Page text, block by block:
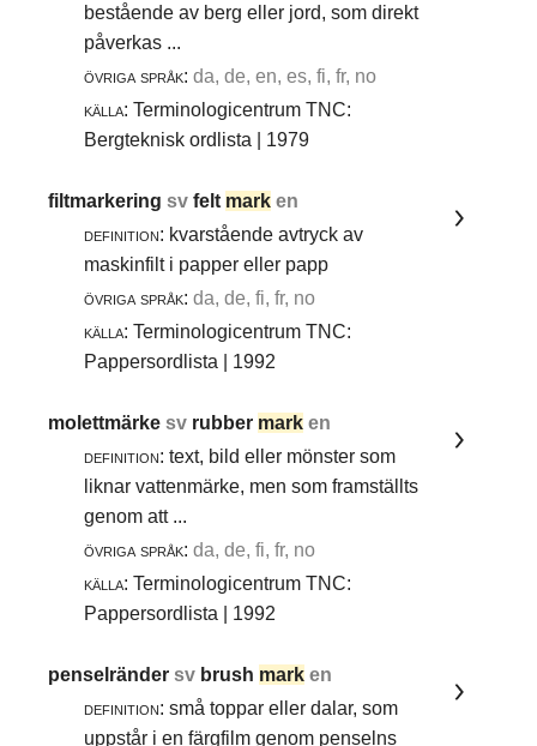
bestående av berg eller jord, som direkt
påverkas ...
övriga språk: da, de, en, es, fi, fr, no
källa: Terminologicentrum TNC:
Bergteknisk ordlista | 1979
filtmarkeringsvfelt mark en
definition: kvarstående avtryck av
maskinfilt i papper eller papp
övriga språk: da, de, fi, fr, no
källa: Terminologicentrum TNC:
Pappersordlista | 1992
molettmärkesv rubber mark en
definition: text, bild eller mönster som
liknar vattenmärke, men som framställts
genom att ...
övriga språk: da, de, fi, fr, no
källa: Terminologicentrum TNC:
Pappersordlista | 1992
penselrändersv brush mark en
definition: små toppar eller dalar, som
uppstår i en färgfilm genom penselns